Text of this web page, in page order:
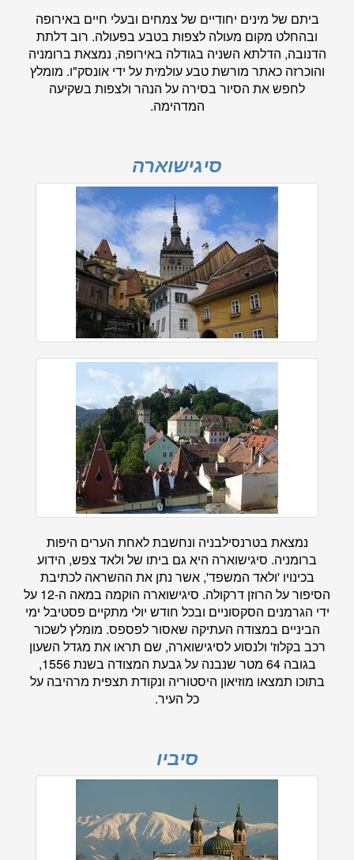
ביתם של מינים יחודיים של צמחים ובעלי חיים באירופה
ובהחלט מקום מעולה לצפות בטבע בפעולה. רוב דלתת
הדנובה, הדלתא השניה בגודלה באירופה, נמצאת ברומניה
והוכרזה כאתר מורשת טבע עולמית על ידי אונסק"ו. מומלץ
לחפש את הסיור בסירה על הנהר ולצפות בשקיעה
המדהימה.
סיגישוארה
נמצאת בטרנסילבניה ונחשבת לאחת הערים היפות
ברומניה. סיגישוארה היא גם ביתו של ולאד צפש, הידוע
בכינויו 'ולאד המשפד', אשר נתן את ההשראה לכתיבת
הסיפור על הרוזן דרקולה. סיגישוארה הוקמה במאה ה-12 על
ידי הגרמנים הסקסוניים ובכל חודש יולי מתקיים פסטיבל ימי
הביניים במצודה העתיקה שאסור לפספס. מומלץ לשכור
רכב בקלוז' ולנסוע לסיגישוארה, שם תראו את מגדל השעון
בגובה 64 מטר שנבנה על גבעת המצודה בשנת 1556,
בתוכו תמצאו מוזיאון היסטוריה ונקודת תצפית מרהיבה על
כל העיר.
סיביו